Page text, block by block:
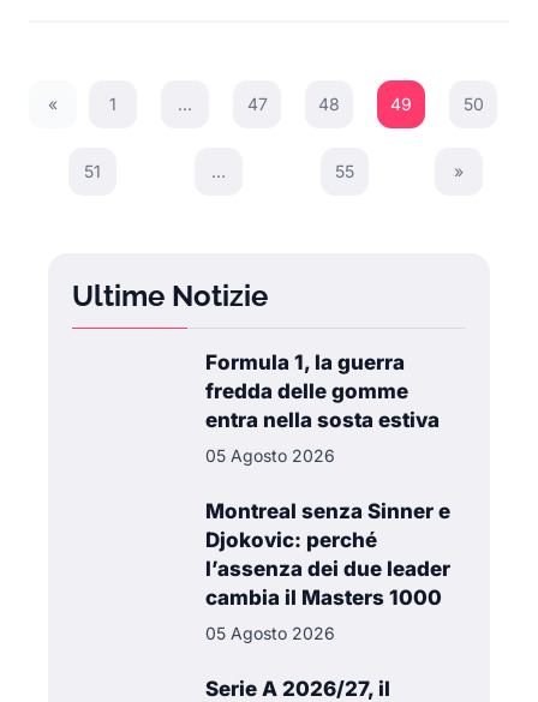
«
Previous Page
1 … 47 48 49 50
51 … 55 Next Page
»
Ultime Notizie
Formula 1, la guerra
fredda delle gomme
entra nella sosta estiva
05 Agosto 2026
Montreal senza Sinner e
Djokovic: perché
l’assenza dei due leader
cambia il Masters 1000
05 Agosto 2026
Serie A 2026/27, il